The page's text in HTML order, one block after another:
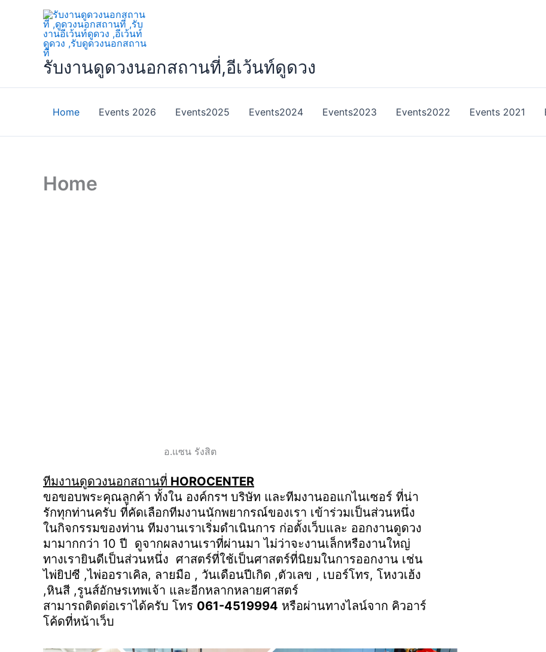
รับงานดูดวงนอกสถานที่,อีเว้นท์ดูดวง
Home Events 2026 Events2025 Events2024 Events2023 Events2022 Events 2021
Home
อ.แซน รังสิต
ทีมงานดูดวงนอกสถานที่ HOROCENTER
ขอขอบพระคุณลูกค้า ทั้งใน องค์กรฯ บริษัท และทีมงานออแกไนเซอร์ ที่น่า
รักทุกท่านครับ ที่คัดเลือกทีมงานนักพยากรณ์ของเรา เข้าร่วมเป็นส่วนหนึ่ง
ในกิจกรรมของท่าน ทีมงานเราเริ่มดำเนินการ ก่อตั้งเว็บและ ออกงานดูดวง
มามากกว่า 10 ปี ดูจากผลงานเราที่ผ่านมา ไม่ว่าจะงานเล็กหรืองานใหญ่
ทางเรายินดีเป็นส่วนหนึ่ง ศาสตร์ที่ใช้เป็นศาสตร์ที่นิยมในการออกงาน เช่น
ไพ่ยิปซี ,ไพ่ออราเคิล, ลายมือ , วันเดือนปีเกิด ,ตัวเลข , เบอร์โทร, โหงวเฮ้ง
,หินสี ,รูนส์อักษรเทพเจ้า และอีกหลากหลายศาสตร์
สามารถติดต่อเราได้ครับ โทร 061-4519994 หรือผ่านทางไลน์จาก คิวอาร์
โค้ดที่หน้าเว็บ